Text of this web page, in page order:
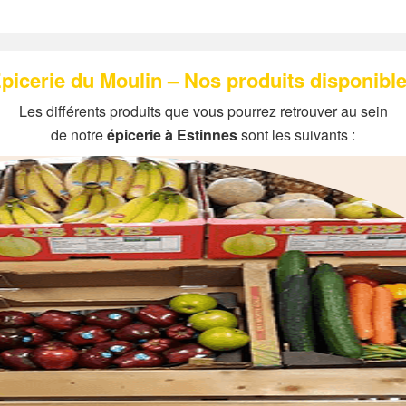
du Moulin – Nos produits
Les différents produits que vous pourrez retrouver au sein
de notreépicerie à Estinnessont les suivants :